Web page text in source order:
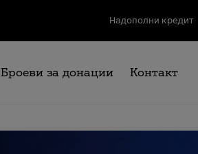
Надополни кредит
Броеви за донации Контакт